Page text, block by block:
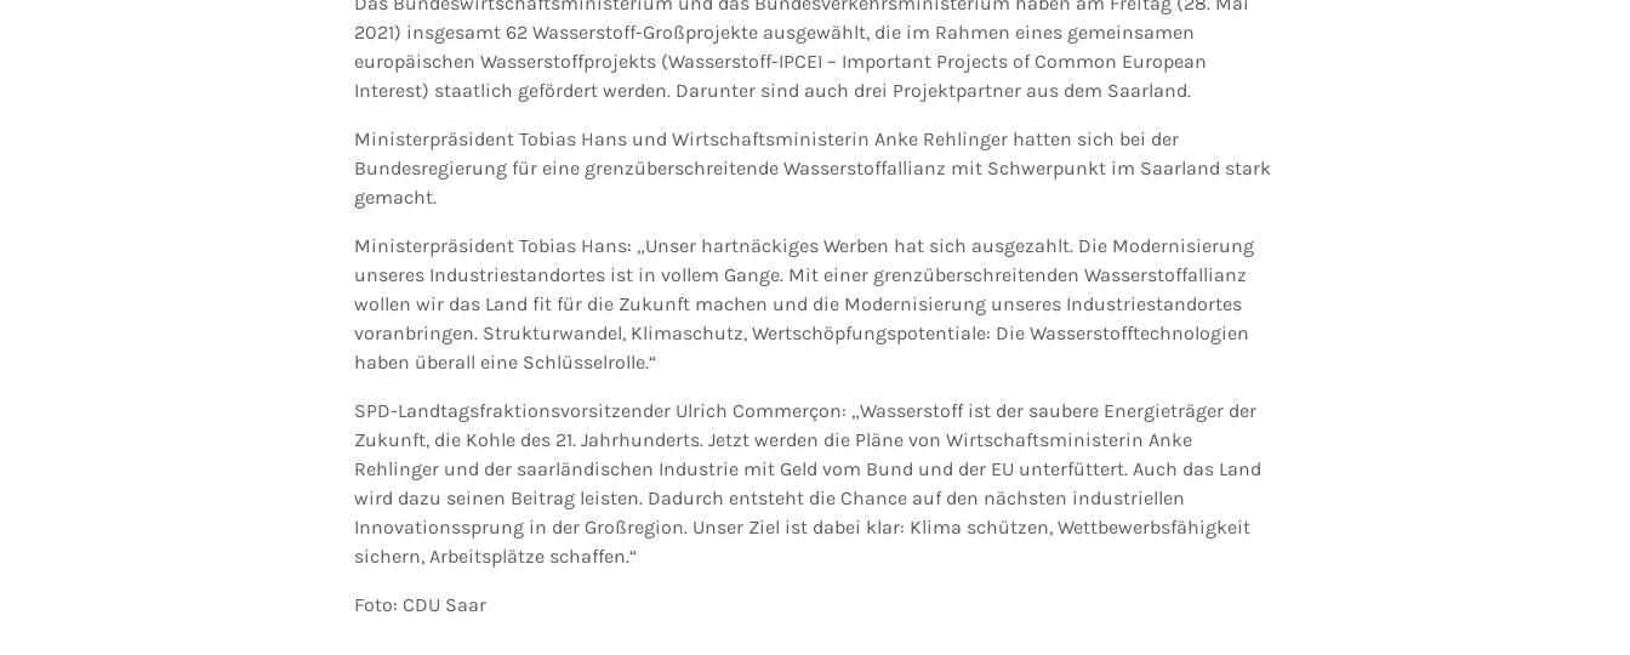
2021) insgesamt 62 Wasserstoff-Großprojekte ausgewählt, die im Rahmen eines gemeinsamen
europäischen Wasserstoffprojekts (Wasserstoff-IPCEI – Important Projects of Common European
Interest) staatlich gefördert werden. Darunter sind auch drei Projektpartner aus dem Saarland.
Ministerpräsident Tobias Hans und Wirtschaftsministerin Anke Rehlinger hatten sich bei der
Bundesregierung für eine grenzüberschreitende Wasserstoffallianz mit Schwerpunkt im Saarland stark
gemacht.
Ministerpräsident Tobias Hans: „Unser hartnäckiges Werben hat sich ausgezahlt. Die Modernisierung
unseres Industriestandortes ist in vollem Gange. Mit einer grenzüberschreitenden Wasserstoffallianz
wollen wir das Land fit für die Zukunft machen und die Modernisierung unseres Industriestandortes
voranbringen. Strukturwandel, Klimaschutz, Wertschöpfungspotentiale: Die Wasserstofftechnologien
haben überall eine Schlüsselrolle.“
SPD-Landtagsfraktionsvorsitzender Ulrich Commerçon: „Wasserstoff ist der saubere Energieträger der
Zukunft, die Kohle des 21. Jahrhunderts. Jetzt werden die Pläne von Wirtschaftsministerin Anke
Rehlinger und der saarländischen Industrie mit Geld vom Bund und der EU unterfüttert. Auch das Land
wird dazu seinen Beitrag leisten. Dadurch entsteht die Chance auf den nächsten industriellen
Innovationssprung in der Großregion. Unser Ziel ist dabei klar: Klima schützen, Wettbewerbsfähigkeit
sichern, Arbeitsplätze schaffen.“
Foto: CDU Saar